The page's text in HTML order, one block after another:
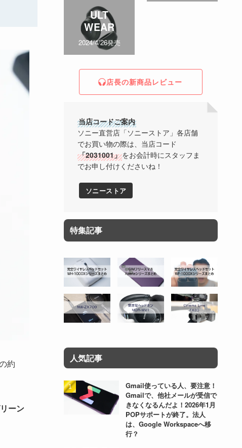
約
ーン
ULT
WEAR
2024/4/26発売
店長の新商品レビュー
当店コードご案内
ソニー直営店「ソニーストア」各店舗
でお買い物の際は、当店コード
「2031001」をお会計時にスタッフま
でお申し付けくださいね！
ソニーストア
特集記事
人気記事
Gmail使っている人、要注意！
Gmailで、他社メールが受信で
きなくなるんだよ！2026年1月
POPサポートが終了。法人
は、Google Workspaceへ移
行？